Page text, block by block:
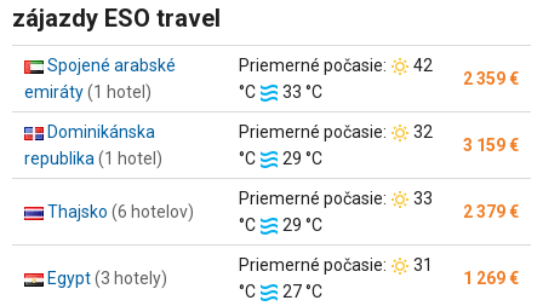
zájazdy ESO travel
Spojené arabské
emiráty(1 hotel)
Priemerné počasie:
Teplota
vzduchu:
42
°C
Teplota
vody:
33 °C
2 359 €
Dominikánska
republika (1 hotel)
Priemerné počasie:
Teplota
vzduchu:
32
°C
Teplota
vody:
29 °C
3 159 €
Thajsko (6 hotelov)
Priemerné počasie:
Teplota
vzduchu:
33
°C
Teplota
vody:
29 °C
2 379 €
Egypt(3 hotely)
Priemerné počasie:
Teplota
vzduchu:
31
°C
Teplota
27 °C
1 269 €